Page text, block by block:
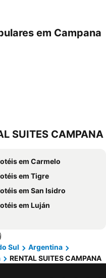
em Campana
SUITES CAMPANA
em Carmelo
em Tigre
em San Isidro
em Luján
Sul
Argentina
RENTAL SUITES CAMPANA